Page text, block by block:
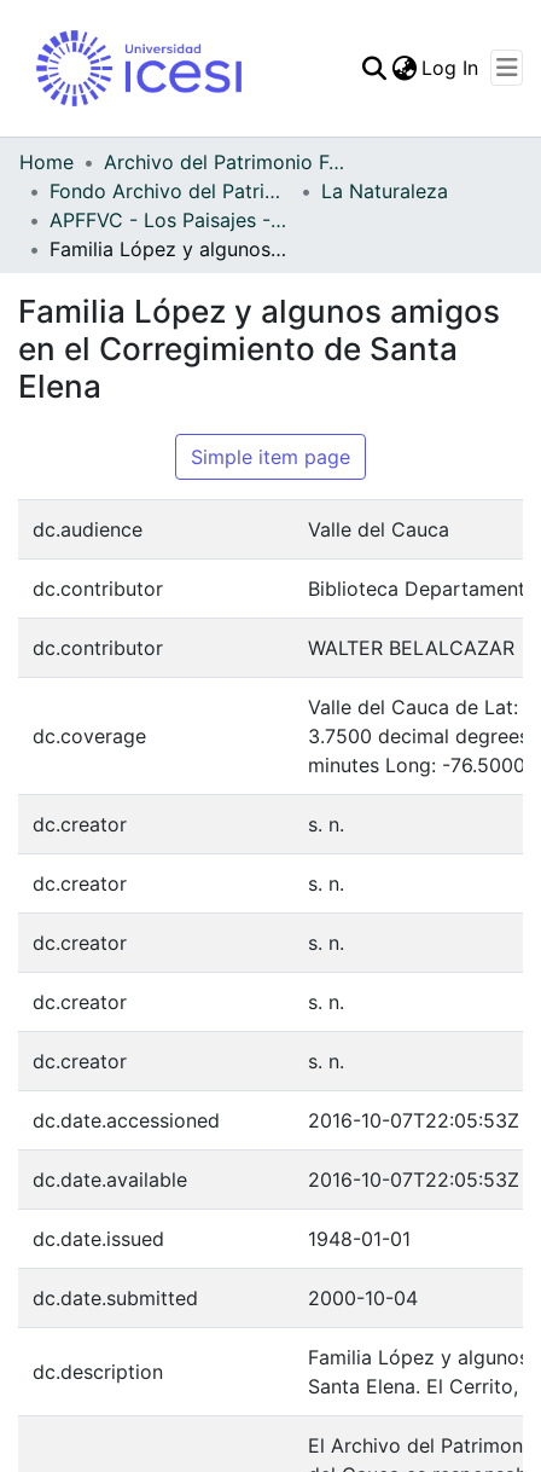
Statistics
Log In
Home
Archivo del Patrimonio Fotográfico y Fílmico del Valle del Cauca
Fondo Archivo del Patrimonio Fotográfico y Fílmico del Valle del Cauca
La Naturaleza
APFFVC - Los Paisajes - Patrimonial
Familia López y algunos amigos en el Corregimiento de Santa Elena
Familia López y algunos amigos
en el Corregimiento de Santa
Elena
Simple item page
dc.audience Valle del Cauca
dc.contributor Biblioteca
dc.contributor WALTER BELALCAZAR
dc.coverage
Valle del Cauca de Lat:
3.7500 decimal degrees
minutes Long: -76.5000
dc.creator s. n.
dc.creator s. n.
dc.creator s. n.
dc.creator s. n.
dc.creator s. n.
dc.date.accessioned 2016-10-07T22:05:53Z
dc.date.available 2016-10-07T22:05:53Z
dc.date.issued 1948-01-01
dc.date.submitted 2000-10-04
dc.description
Familia López y algunos
Santa Elena. El Cerrito,
El Archivo del